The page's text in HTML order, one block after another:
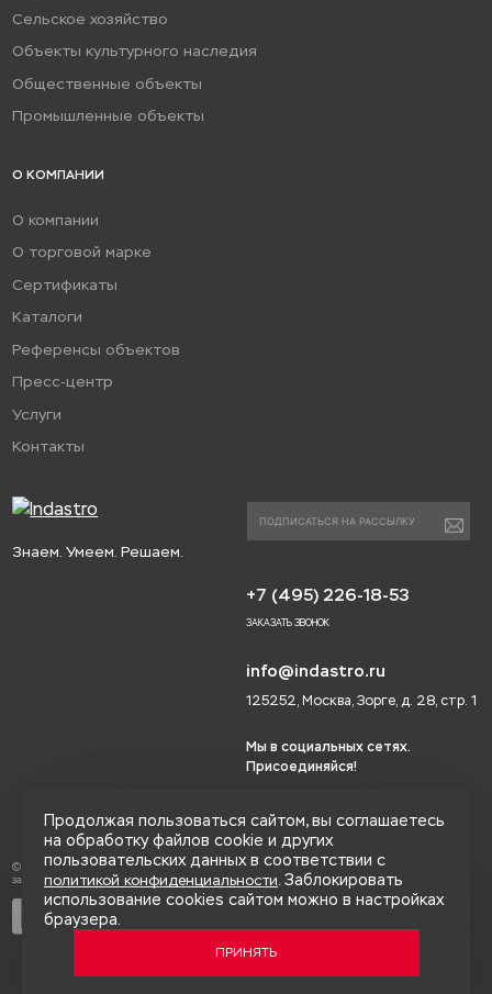
Знаем. Умеем. Решаем.
© 2014-2026 «Индастро», Все права
защищены.
Сельское хозяйство
Объекты культурного наследия
Общественные объекты
Промышленные объекты
О КОМПАНИИ
О компании
О торговой марке
Сертификаты
Каталоги
Референсы объектов
Пресс-центр
Услуги
Контакты
+7 (495) 226-18-53
ЗАКАЗАТЬ ЗВОНОК
info@indastro.ru
125252, Москва, Зорге, д. 28, стр. 1
Мы в социальных сетях.
Присоединяйся!
Политика конфиденциальности
Карта сайта
Продолжая пользоваться сайтом, вы соглашаетесь
на обработку файлов cookie и других
пользовательских данных в соответствии с
политикой конфиденциальности. Заблокировать
использование cookies сайтом можно в настройках
браузера.
ПРИНЯТЬ